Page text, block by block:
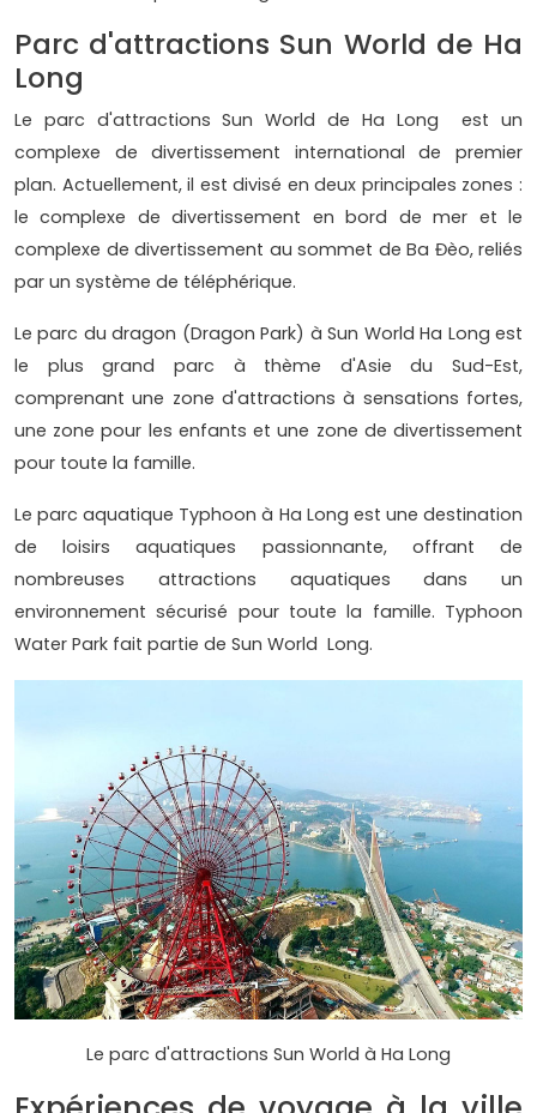
Parc d'attractions Sun World de Ha
Long
Le parc d'attractions Sun World de Ha Long est un
complexe de divertissement international de premier
plan. Actuellement, il est divisé en deux principales zones :
le complexe de divertissement en bord de mer et le
complexe de divertissement au sommet de Ba Đèo, reliés
par un système de téléphérique.
Le parc du dragon (Dragon Park) à Sun World Ha Long est
le plus grand parc à thème d'Asie du Sud-Est,
comprenant une zone d'attractions à sensations fortes,
une zone pour les enfants et une zone de divertissement
pour toute la famille.
Le parc aquatique Typhoon à Ha Long est une destination
de loisirs aquatiques passionnante, offrant de
nombreuses attractions aquatiques dans un
environnement sécurisé pour toute la famille. Typhoon
Water Park fait partie de Sun World Long.
Le parc d'attractions Sun World à Ha Long